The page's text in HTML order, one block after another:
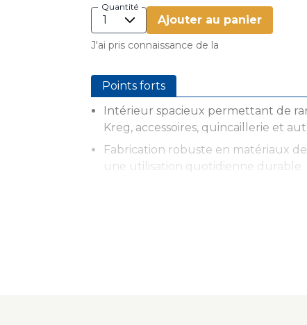
Quantité
Ajouter au panier
J'ai pris connaissance de la
Points forts
Intérieur spacieux permettant de
Kreg, accessoires, quincaillerie et
Fabrication robuste en matériaux
une utilisation quotidienne durable